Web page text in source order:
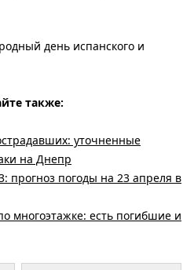
день испанского и
также:
уточненные
на Днепр
прогноз погоды на 23 апреля в
многоэтажке: есть погибшие и